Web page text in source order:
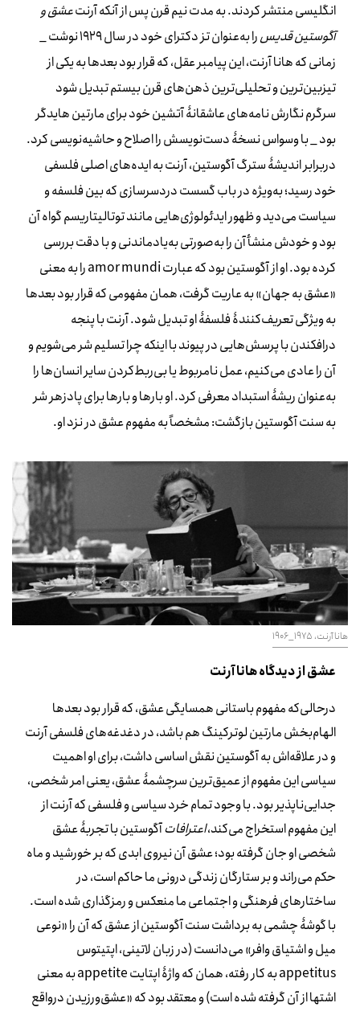
انگلیسی منتشر کردند. به مدت نیم قرن پس از آنکه آرنتعشق و
آگوستین قدیسرا به‌عنوان تز دکترای خود در سال 1929 نوشت‌
_
زمانی که هانا آرنت، این پیامبر عقل، که قرار بود بعدها به یکی از
تیزبین‌ترین و تحلیلی‌ترین ذهن‌های قرن بیستم تبدیل شود
سرگرم نگارش نامه‌های عاشقانۀ آتشین خود برای مارتین هایدگر
بود‌_با وسواس نسخۀ دست‌نویسش را اصلاح و حاشیه‌نویسی کرد.
دربرابر اندیشۀ سترگ آگوستین، آرنت به ایده‌های اصلی فلسفی
خود رسید؛ به‌ویژه در باب گسست دردسرسازی که بین فلسفه و
سیاست می‌دید و ظهور ایدئولوژی‌هایی مانند توتالیتاریسم گواه آن
بود و خودش منشأ آن را به‌صورتی به‌یادماندنی و با دقت بررسی
کرده بود. او از آگوستین بود که عبارتamor mundiرا به معنی
«عشق به جهان» به عاریت گرفت، همان مفهومی که قرار بود بعدها
به ویژگی تعریف‌کنندۀ فلسفۀ او تبدیل شود. آرنت با پنجه
درافکندن با پرسش‌هایی در پیوند با اینکه چرا تسلیم شر می‌شویم و
آن را عادی می‌کنیم، عمل نامربوط یا بی‌ربط‌کردن سایر انسان‌ها را
به‌عنوان ریشۀ استبداد معرفی کرد. او بارها و بارها برای پادزهر شر
به سنت آگوستین بازگشت: مشخصاً به مفهوم عشق در نزد او.
هانا آرنت، 1975_1906
عشق از دیدگاه هانا آرنت
درحالی‌که مفهوم باستانی همسایگی عشق، که قرار بود بعدها
الهام‌بخش مارتین لوترکینگ هم باشد، در دغدغه‌های فلسفی آرنت
و در علاقه‌اش به آگوستین نقش اساسی داشت، برای او اهمیت
سیاسی این مفهوم از عمیق‌ترین سرچشمۀ عشق، یعنی امر شخصی،
جدایی‌ناپذیر بود. با وجود تمام خرد سیاسی و فلسفی که آرنت از
این مفهوم استخراج می‌کند،اعترافاتآگوستین با تجربۀ عشق
شخصی او جان گرفته بود؛ عشق آن نیروی ابدی که بر خورشید و ماه
حکم می‌راند و بر ستارگان زندگی درونی ما حاکم است، در
ساختارهای فرهنگی و اجتماعی ما منعکس و رمزگذاری شده است.
با گوشۀ چشمی به برداشت سنت آگوستین از عشق که آن را «نوعی
میل و اشتیاق وافر» می‌دانست (در زبان لاتینی، اپتیتوس
appetitusبه کار رفته، همان که واژۀ اپتایتappetiteبه معنی
اشتها از آن گرفته شده است(و معتقد بود که «عشق‌ورزیدن درواقع